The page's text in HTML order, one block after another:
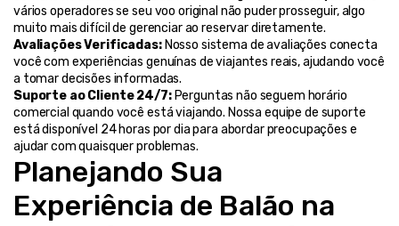
vários operadores se seu voo original não puder prosseguir, algo
muito mais difícil de gerenciar ao reservar diretamente.
Avaliações Verificadas: Nosso sistema de avaliações conecta
você com experiências genuínas de viajantes reais, ajudando você
a tomar decisões informadas.
Suporte ao Cliente 24/7: Perguntas não seguem horário
comercial quando você está viajando. Nossa equipe de suporte
está disponível 24 horas por dia para abordar preocupações e
ajudar com quaisquer problemas.
Planejando Sua
Experiência de Balão na